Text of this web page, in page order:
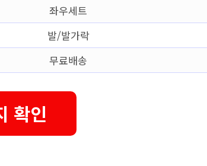
좌우세트
발/발가락
무료배송
확인